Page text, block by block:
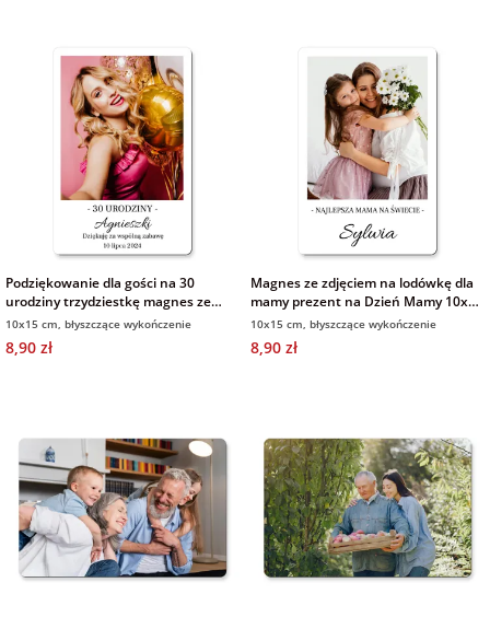
Podziękowanie dla gości na 30
urodziny trzydziestkę magnes ze
zdjęciem i podpisem 10x15 cm
10x15 cm, błyszczące wykończenie
8,90 zł
Magnes ze zdjęciem na lodówkę dla
mamy prezent na Dzień Mamy 10x15
cm
10x15 cm, błyszczące wykończenie
8,90 zł